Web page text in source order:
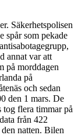
Säkerhetspolisen
spår som pekade
annat var att
på morddagen
på
och sedan
den 1 mars. De
tog flera timmar på
från 422
natten. Bilen